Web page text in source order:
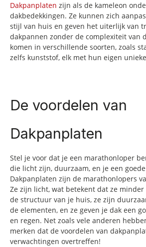
Dakpanplaten zijn als de kameleon
dakbedekkingen. Ze kunnen zich
stijl van huis en geven het uiterlijk van
dakpannen zonder de complexiteit van
komen in verschillende soorten, zoals
zelfs kunststof, elk met hun eigen
De voordelen van
Dakpanplaten
Stel je voor dat je een marathonloper
die licht zijn, duurzaam, en je een
Dakpanplaten zijn de marathonlopers
Ze zijn licht, wat betekent dat ze
de structuur van je huis, ze zijn
de elementen, en ze geven je dak een
en regen. Net zoals vele anderen
merken dat de voordelen van
verwachtingen overtreffen!